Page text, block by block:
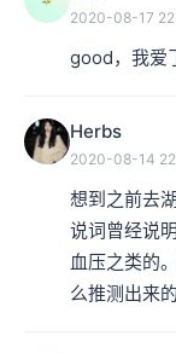
2020-08-17
good，我爱
Herbs
2020-08-14
想到之前去
说词曾经说
血压之类的
么推测出来